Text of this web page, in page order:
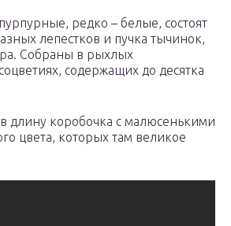
редко – белые, состоят
лепестков и пучка тычинок,
Собраны в рыхлых
содержащих до десятка
длину коробочка с малюсенькими
цвета, которых там великое